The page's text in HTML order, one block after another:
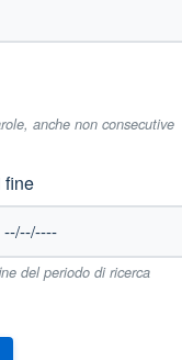
anche non consecutive
fine
del periodo di ricerca